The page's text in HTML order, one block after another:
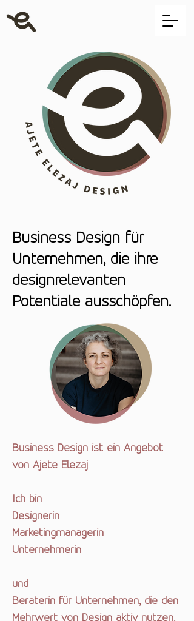
Business Design für
Unternehmen, die ihre
designrelevanten
Potentiale ausschöpfen.
Business Design ist ein Angebot
von Ajete Elezaj
Ich bin
Designerin
Marketingmanagerin
Unternehmerin
und
Beraterin für Unternehmen, die den
Mehrwert von Design aktiv nutzen.